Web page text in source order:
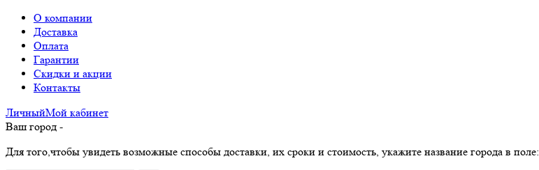
О компании
Доставка
Оплата
Гарантии
Скидки и акции
Контакты
ЛичныйМой кабинет
Ваш город -
Для того,чтобы увидеть возможные способы доставки, их сроки и стоимость, укажите название города в поле: